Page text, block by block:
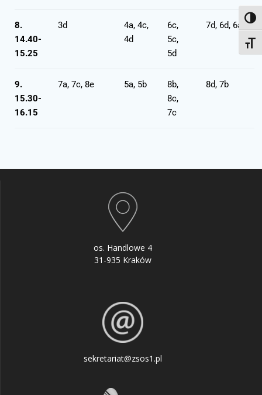
8.
14.40-
15.25
3d
4a, 4c,
4d
6c,
5c,
5d
7d, 6d, 6a
9.
15.30-
16.15
7a, 7c, 8e 5a, 5b
8b,
8c,
7c
8d, 7b
os. Handlowe 4
31-935 Kraków
sekretariat@zsos1.pl